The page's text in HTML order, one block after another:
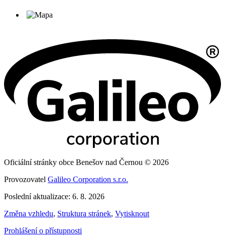
Oficiální stránky obce Benešov nad Černou © 2026
Provozovatel Galileo Corporation s.r.o.
Poslední aktualizace: 6. 8. 2026
Změna vzhledu, Struktura stránek, Vytisknout
Prohlášení o přístupnosti